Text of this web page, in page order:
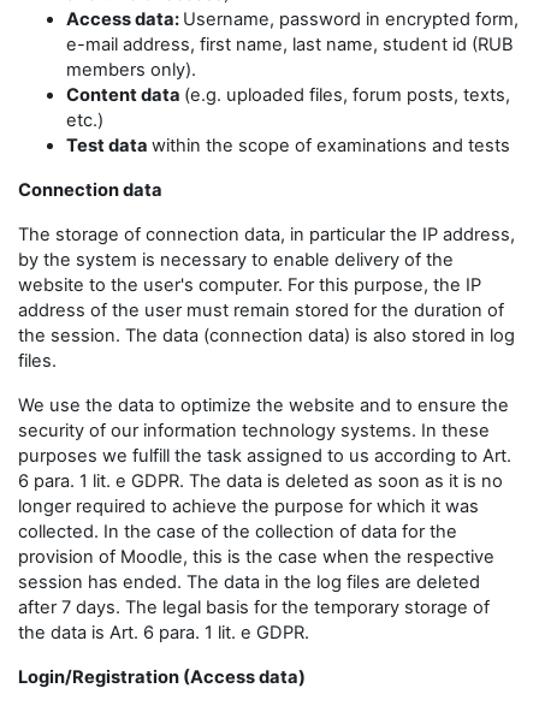
Access data: Username, password in encrypted form,
e-mail address, first name, last name, student id (RUB
members only).
Content data (e.g. uploaded files, forum posts, texts,
etc.)
Test data within the scope of examinations and tests
Connection data
The storage of connection data, in particular the IP address,
by the system is necessary to enable delivery of the
website to the user's computer. For this purpose, the IP
address of the user must remain stored for the duration of
the session. The data (connection data) is also stored in log
files.
We use the data to optimize the website and to ensure the
security of our information technology systems. In these
purposes we fulfill the task assigned to us according to Art.
6 para. 1 lit. e GDPR. The data is deleted as soon as it is no
longer required to achieve the purpose for which it was
collected. In the case of the collection of data for the
provision of Moodle, this is the case when the respective
session has ended. The data in the log files are deleted
after 7 days. The legal basis for the temporary storage of
the data is Art. 6 para. 1 lit. e GDPR.
Login/Registration (Access data)